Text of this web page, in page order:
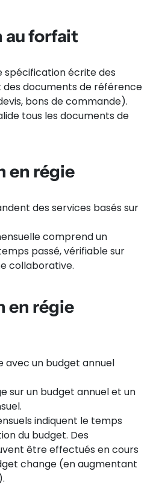
au forfait
spécification écrite des
des documents de référence
bons de commande).
tous les documents de
en régie
des services basés sur
comprend un
passé, vérifiable sur
collaborative.
en régie
avec un budget annuel
sur un budget annuel et un
indiquent le temps
du budget. Des
être effectués en cours
change (en augmentant